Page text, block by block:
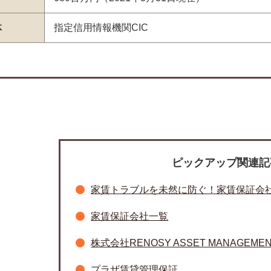
指定信用情報機関CIC
ピックアップ関連
家賃トラブルを未然に防ぐ！家賃保証会
家賃保証会社一覧
株式会社RENOSY ASSET